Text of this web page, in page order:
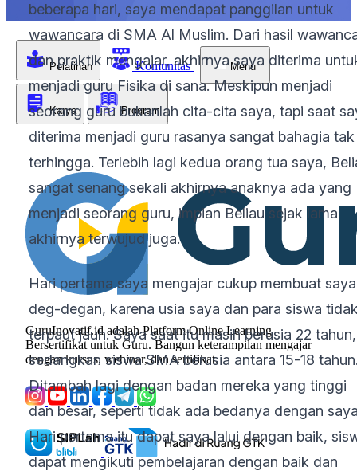
beberapa hari, saya mendapat panggilan untuk
wawancara di SMA Al Muslim. Dari hasil
dan praktik mengajar, akhirnya saya diterima
menjadi guru Fisika di sana. Meskipun menjadi
seorang guru bukanlah cita-cita saya, tapi saat
diterima menjadi guru rasanya sangat bahagia tak
terhingga. Terlebih lagi kedua orang tua saya,
sangat senang sekali akhirnya anaknya ada yang
menjadi seorang guru, impian Beliau sejak lama
akhirnya terwujud juga.
Hari pertama saya mengajar cukup membuat saya
deg-degan, karena usia saya dan para siswa
terpaut jauh. Saya saat itu masih berusia 22 tahun,
sedangkan siswa SMA berusia antara 15-18
Ditambah lagi dengan badan mereka yang tinggi
dan besar, seperti tidak ada bedanya dengan
Hari pertama itu dapat saya lalui dengan baik,
dapat mengikuti pembelajaran dengan baik dan
Pelatihan Komunitas Menu
Karya Program
GuruInovatif.id adalah Platform Online Learning
Bersertifikat untuk Guru. Bangun keterampilan mengajar
dengan kursus, webinar, dan sertifikat.